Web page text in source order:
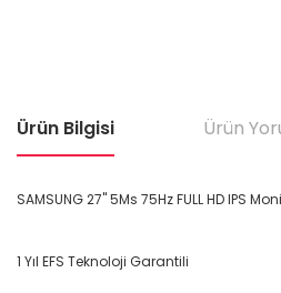
Ürün Bilgisi Ürün
SAMSUNG 27'' 5Ms 75Hz FULL HD IPS
1 Yıl EFS Teknoloji Garantili